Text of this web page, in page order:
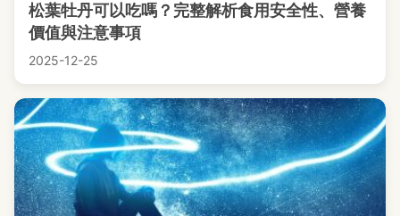
松葉牡丹可以吃嗎？完整解析食用安全性、營養
價值與注意事項
2025-12-25